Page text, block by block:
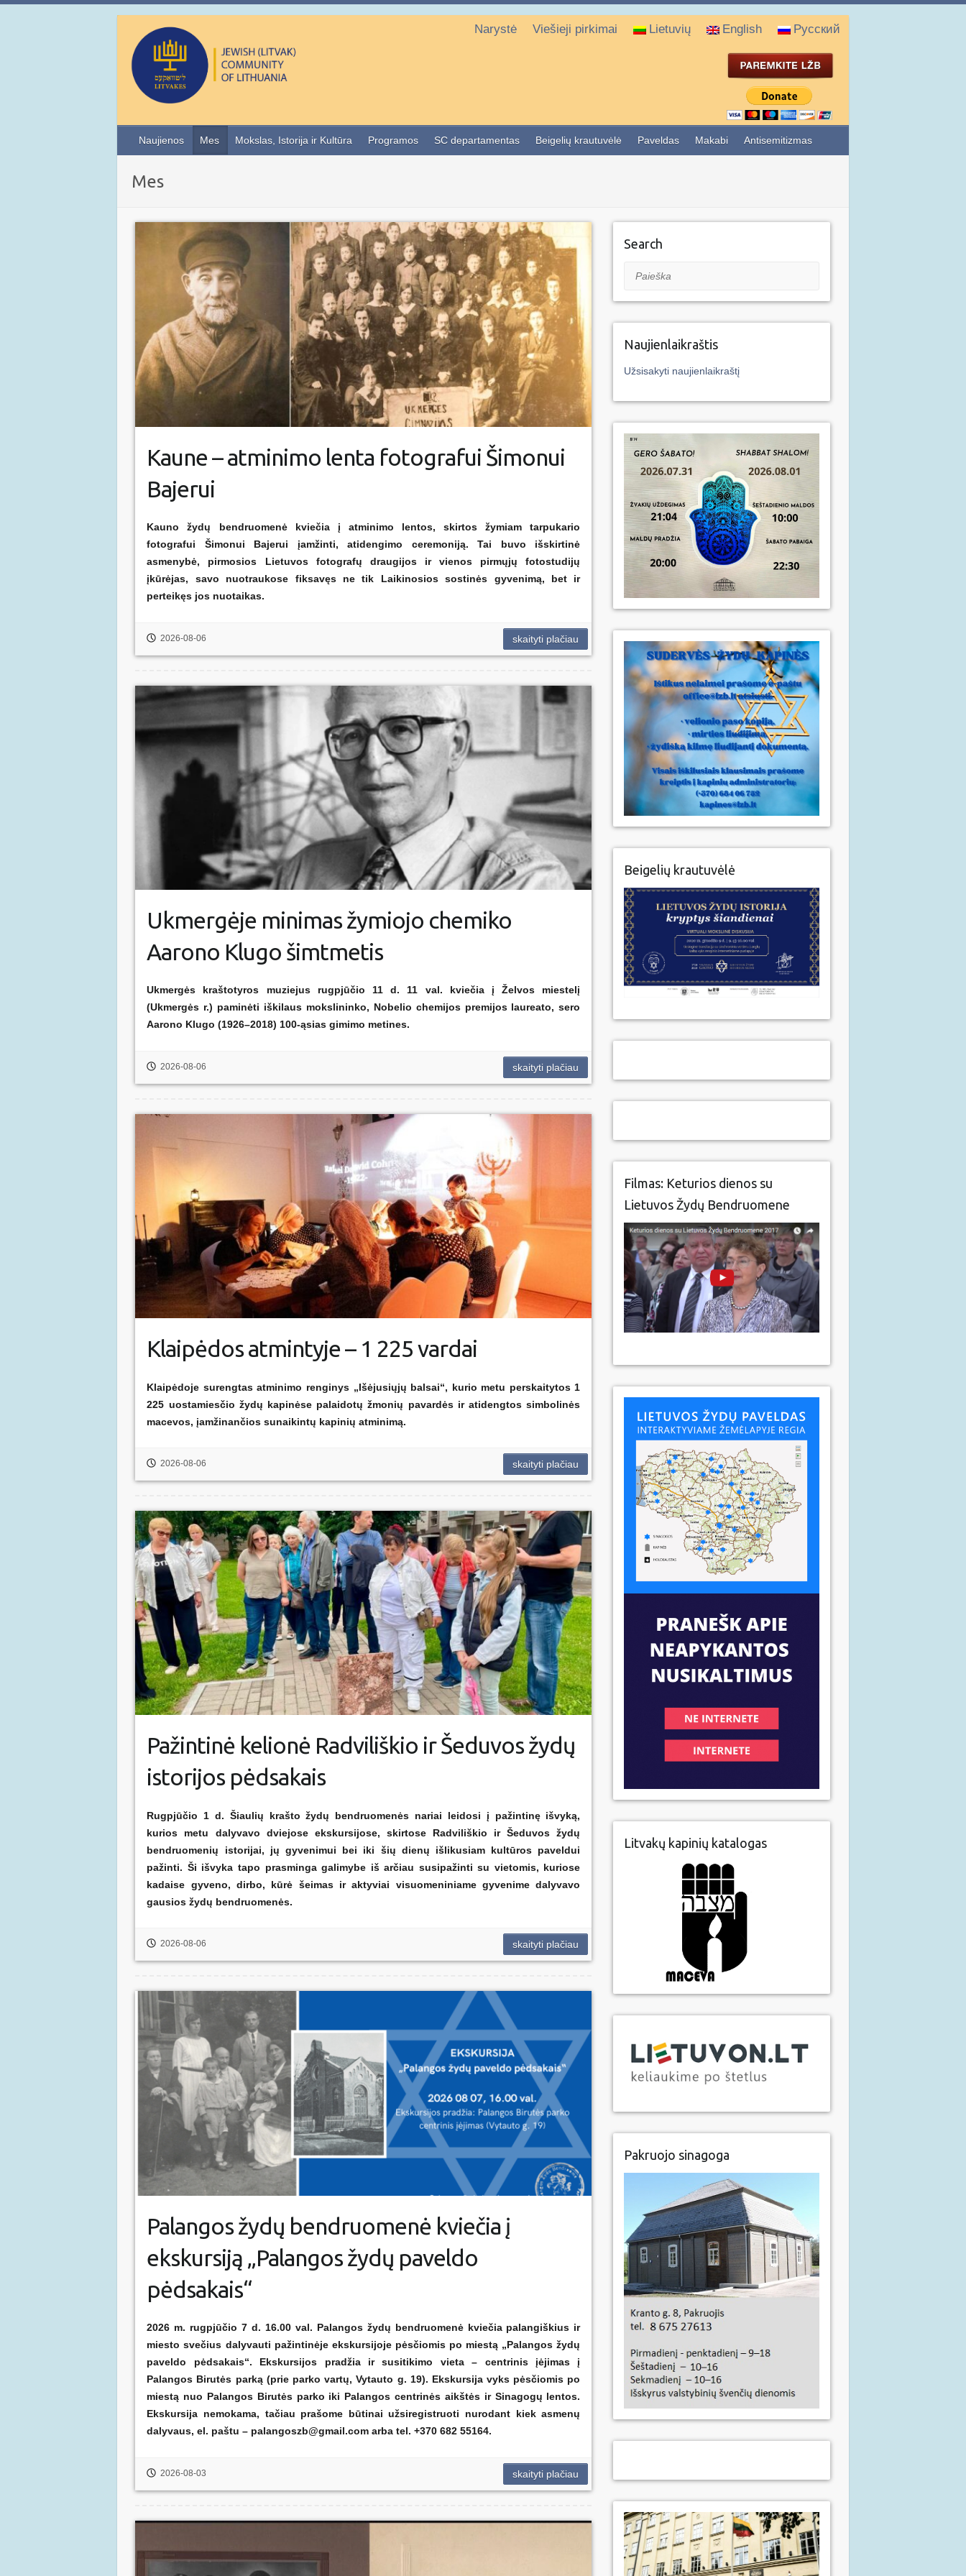
Narystė Viešieji pirkimai Lietuvių English Русский
Naujienos Mes Mokslas, Istorija ir Kultūra Programos SC departamentas Beigelių krautuvėlė Paveldas Makabi Antisemitizmas
Mes
Kaune – atminimo lenta fotografui Šimonui
Bajerui
Kauno žydų bendruomenė kviečia į atminimo lentos, skirtos žymiam tarpukario
fotografui Šimonui Bajerui įamžinti, atidengimo ceremoniją. Tai buvo išskirtinė
asmenybė, pirmosios Lietuvos fotografų draugijos ir vienos pirmųjų fotostudijų
įkūrėjas, savo nuotraukose fiksavęs ne tik Laikinosios sostinės gyvenimą, bet ir
perteikęs jos nuotaikas.
2026-08-06 skaityti plačiau
Ukmergėje minimas žymiojo chemiko
Aarono Klugo šimtmetis
Ukmergės kraštotyros muziejus rugpjūčio 11 d. 11 val. kviečia į Želvos miestelį
(Ukmergės r.) paminėti iškilaus mokslininko, Nobelio chemijos premijos laureato, sero
Aarono Klugo (1926–2018) 100-ąsias gimimo metines.
2026-08-06 skaityti plačiau
Klaipėdos atmintyje – 1 225 vardai
Klaipėdoje surengtas atminimo renginys „Išėjusiųjų balsai“, kurio metu perskaitytos 1
225 uostamiesčio žydų kapinėse palaidotų žmonių pavardės ir atidengtos simbolinės
macevos, įamžinančios sunaikintų kapinių atminimą.
2026-08-06 skaityti plačiau
Pažintinė kelionė Radviliškio ir Šeduvos žydų
istorijos pėdsakais
Rugpjūčio 1 d. Šiaulių krašto žydų bendruomenės nariai leidosi į pažintinę išvyką,
kurios metu dalyvavo dviejose ekskursijose, skirtose Radviliškio ir Šeduvos žydų
bendruomenių istorijai, jų gyvenimui bei iki šių dienų išlikusiam kultūros paveldui
pažinti. Ši išvyka tapo prasminga galimybe iš arčiau susipažinti su vietomis, kuriose
kadaise gyveno, dirbo, kūrė šeimas ir aktyviai visuomeniniame gyvenime dalyvavo
gausios žydų bendruomenės.
2026-08-06 skaityti plačiau
Palangos žydų bendruomenė kviečia į
ekskursiją „Palangos žydų paveldo
pėdsakais“
2026 m. rugpjūčio 7 d. 16.00 val. Palangos žydų bendruomenė kviečia palangiškius ir
miesto svečius dalyvauti pažintinėje ekskursijoje pėsčiomis po miestą „Palangos žydų
paveldo pėdsakais“. Ekskursijos pradžia ir susitikimo vieta – centrinis įėjimas į
Palangos Birutės parką (prie parko vartų, Vytauto g. 19). Ekskursija vyks pėsčiomis po
miestą nuo Palangos Birutės parko iki Palangos centrinės aikštės ir Sinagogų lentos.
Ekskursija nemokama, tačiau prašome būtinai užsiregistruoti nurodant kiek asmenų
dalyvaus, el. paštu – palangoszb@gmail.com arba tel. +370 682 55164.
2026-08-03 skaityti plačiau
Search
Paieška
Naujienlaikraštis
Užsisakyti naujienlaikraštį
Beigelių krautuvėlė
Filmas: Keturios dienos su
Lietuvos Žydų Bendruomene
Litvakų kapinių katalogas
Pakruojo sinagoga